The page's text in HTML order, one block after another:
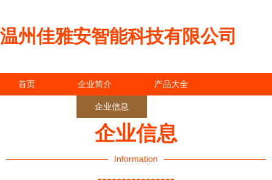
温州佳雅安智能科技有限公司
首页 企业简介 产品大全
企业信息
企业信息
Information